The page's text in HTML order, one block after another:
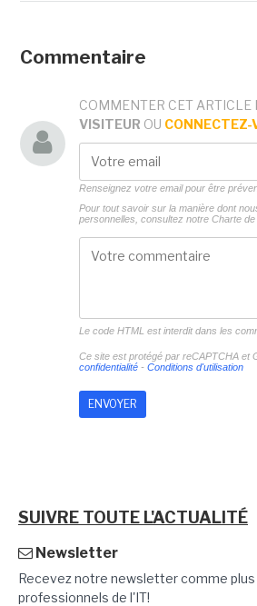
Commentaire
COMMENTER CET ARTICLE
VISITEUR OU CONNECTEZ-
Renseignez votre email pour être
Pour tout savoir sur la manière dont
personnelles, consultez notre Charte de
Le code HTML est interdit dans les
Ce site est protégé par reCAPTCHA et
confidentialité- Conditions d'utilisation
SUIVRE TOUTE L'ACTUALITÉ
Newsletter
Recevez notre newsletter comme
professionnels de l'IT!